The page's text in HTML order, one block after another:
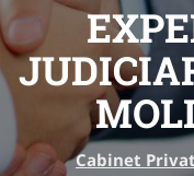
Cabinet Privat